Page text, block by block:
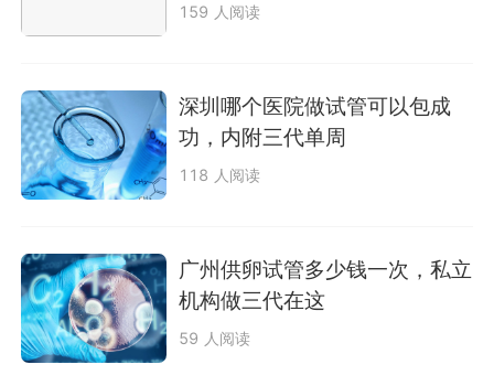
159 人阅读
深圳哪个医院做试管可以包成
功，内附三代单周
118 人阅读
广州供卵试管多少钱一次，私立
机构做三代在这
59 人阅读